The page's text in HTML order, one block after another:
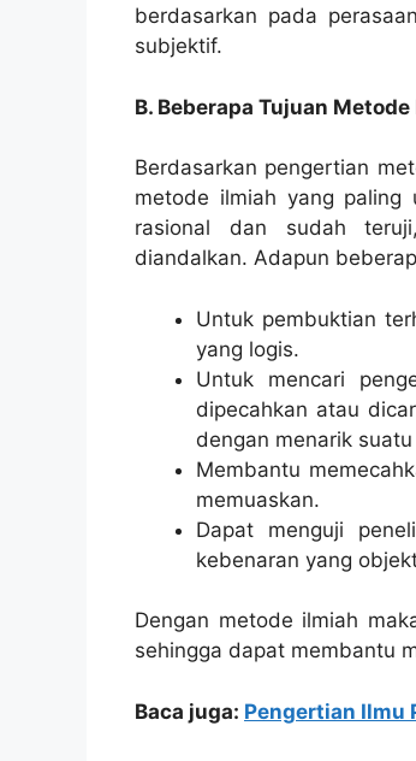
berdasarkan pada
subjektif.
B. Beberapa Tujuan
Berdasarkan pengertian
metode ilmiah yang paling
rasional dan sudah
diandalkan. Adapun
Untuk pembuktian
yang logis.
Untuk mencari
dipecahkan atau
dengan menarik
Membantu
memuaskan.
Dapat menguji
kebenaran yang
Dengan metode ilmiah
sehingga dapat membantu
Baca juga: Pengertian Ilmu